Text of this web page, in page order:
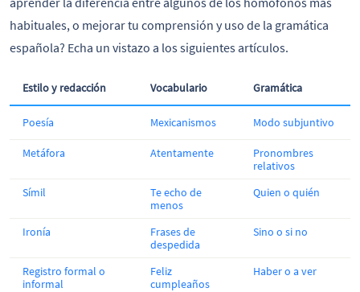
habituales, o mejorar tu comprensión y uso de la gramática
española? Echa un vistazo a los siguientes artículos.
Estilo y redacción Vocabulario Gramática
Poesía Mexicanismos Modo subjuntivo
Metáfora Atentamente
Pronombres
relativos
Símil
Te echo de
menos
Quien o quién
Ironía
Frases de
despedida
Sino o si no
Registro formal o
informal
Feliz
cumpleaños
Haber o a ver